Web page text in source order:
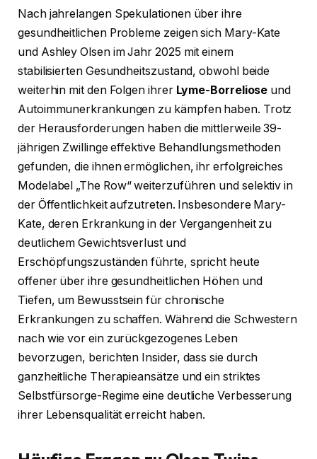
Nach jahrelangen Spekulationen über ihre
gesundheitlichen Probleme zeigen sich Mary-Kate
und Ashley Olsen im Jahr 2025 mit einem
stabilisierten Gesundheitszustand, obwohl beide
weiterhin mit den Folgen ihrer Lyme-Borreliose und
Autoimmunerkrankungen zu kämpfen haben. Trotz
der Herausforderungen haben die mittlerweile 39-
jährigen Zwillinge effektive Behandlungsmethoden
gefunden, die ihnen ermöglichen, ihr erfolgreiches
Modelabel „The Row“ weiterzuführen und selektiv in
der Öffentlichkeit aufzutreten. Insbesondere Mary-
Kate, deren Erkrankung in der Vergangenheit zu
deutlichem Gewichtsverlust und
Erschöpfungszuständen führte, spricht heute
offener über ihre gesundheitlichen Höhen und
Tiefen, um Bewusstsein für chronische
Erkrankungen zu schaffen. Während die Schwestern
nach wie vor ein zurückgezogenes Leben
bevorzugen, berichten Insider, dass sie durch
ganzheitliche Therapieansätze und ein striktes
Selbstfürsorge-Regime eine deutliche Verbesserung
ihrer Lebensqualität erreicht haben.